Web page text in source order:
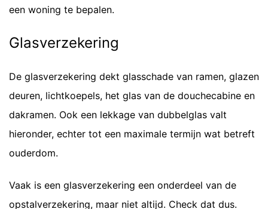
een woning te bepalen.
Glasverzekering
De glasverzekering dekt glasschade van ramen, glazen
deuren, lichtkoepels, het glas van de douchecabine en
dakramen. Ook een lekkage van dubbelglas valt
hieronder, echter tot een maximale termijn wat betreft
ouderdom.
Vaak is een glasverzekering een onderdeel van de
opstalverzekering, maar niet altijd. Check dat dus.